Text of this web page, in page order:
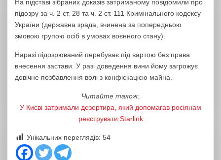
На підставі зібраних доказів затриманому повідомили про
підозру за ч. 2 ст. 28 та ч. 2 ст. 111 Кримінального кодексу
України (державна зрада, вчинена за попередньою
змовою групою осіб в умовах воєнного стану).
Наразі підозрюваний перебуває під вартою без права
внесення застави. У разі доведення вини йому загрожує
довічне позбавлення волі з конфіскацією майна.
Читайте також:
У Києві затримали дезертира, який допомагав росіянам
реєструвати Starlink
Унікальних переглядів: 54